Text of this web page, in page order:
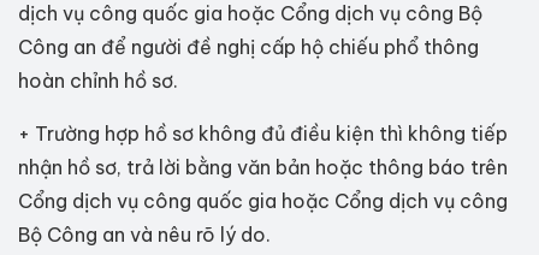
dịch vụ công quốc gia hoặc Cổng dịch vụ công Bộ
Công an để người đề nghị cấp hộ chiếu phổ thông
hoàn chỉnh hồ sơ.
+ Trường hợp hồ sơ không đủ điều kiện thì không tiếp
nhận hồ sơ, trả lời bằng văn bản hoặc thông báo trên
Cổng dịch vụ công quốc gia hoặc Cổng dịch vụ công
Bộ Công an và nêu rõ lý do.